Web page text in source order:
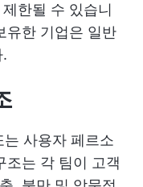
한될 수 있습니
유한 기업은 일반
사용자 페르소
조는 각 팀이 고객